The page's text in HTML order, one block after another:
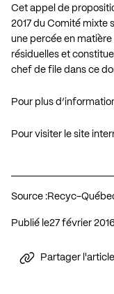
Cet appel de
2017 du Comité mixte
une percée en
résiduelles et
chef de file dans ce
Pour plus
Pour visiter le site
Source :Recyc-
Publié le 27 février
Partager l'article